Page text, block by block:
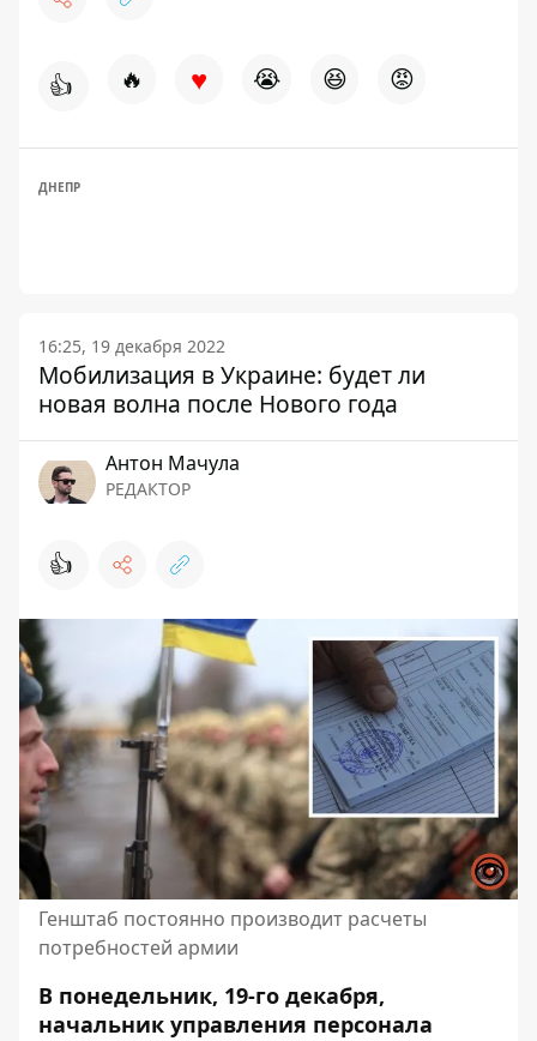
👍 🔥 ♥ 😭 😆 😡
ДНЕПР
16:25, 19 декабря 2022
Мобилизация в Украине: будет ли
новая волна после Нового года
Антон Мачула
РЕДАКТОР
👍
Генштаб постоянно производит расчеты
потребностей армии
В понедельник, 19-го декабря,
начальник управления персонала